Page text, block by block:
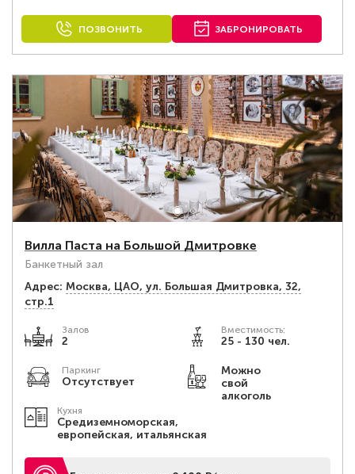
ПОЗВОНИТЬ ЗАБРОНИРОВАТЬ
Вилла Паста на Большой Дмитровке
Банкетный зал
Адрес: Москва, ЦАО, ул. Большая Дмитровка, 32,
стр.1
Залов
2
Вместимость:
25 - 130 чел.
Паркинг
Отсутствует
Можно
свой
алкоголь
Кухня
Средиземноморская,
европейская, итальянская